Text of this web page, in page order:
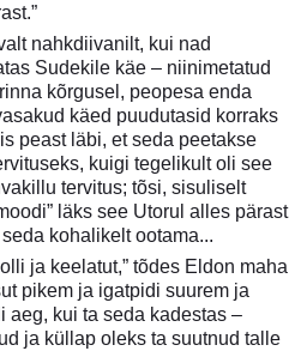
nahkdiivanilt, kui nad
Sudekile käe – niinimetatud
kõrgusel, peopesa enda
käed puudutasid korraks
peast läbi, et seda peetakse
kuigi tegelikult oli see
tervitus; tõsi, sisuliselt
läks see Utorul alles pärast
kohalikelt ootama...
ja keelatut,” tõdes Eldon maha
pikem ja igatpidi suurem ja
aeg, kui ta seda kadestas –
ja küllap oleks ta suutnud talle